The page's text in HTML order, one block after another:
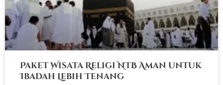
Paket Wisata Religi NTB Aman untuk
Ibadah Lebih Tenang